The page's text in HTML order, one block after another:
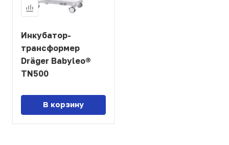
Инкубатор-
трансформер
Dräger Babyleo®
TN500
В корзину